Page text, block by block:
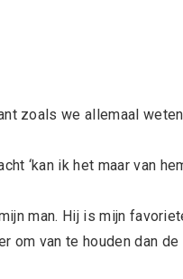
zoals we allemaal
‘kan ik het maar van
man. Hij is mijn
om van te houden dan